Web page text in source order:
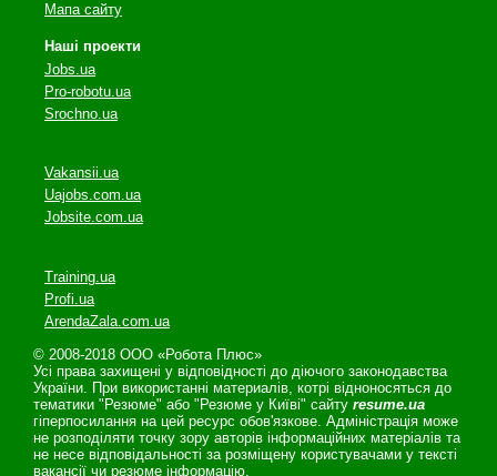
Мапа сайту
Наші проекти
Jobs.ua
Pro-robotu.ua
Srochno.ua
Vakansii.ua
Uajobs.com.ua
Jobsite.com.ua
Training.ua
Profi.ua
ArendaZala.com.ua
© 2008-2018 ООО «Робота Плюс»
Усі права захищені у відповідності до діючого законодавства
України. При використанні материалів, котрі відноносяться до
тематики "Резюме" або "Резюме у Київі" сайту resume.ua
гіперпосилання на цей ресурс обов'язкове. Адміністрація може
не розподіляти точку зору авторів інформаційних матеріалів та
не несе відповідальності за розміщену користувачами у тексті
вакансії чи резюме інформацію.